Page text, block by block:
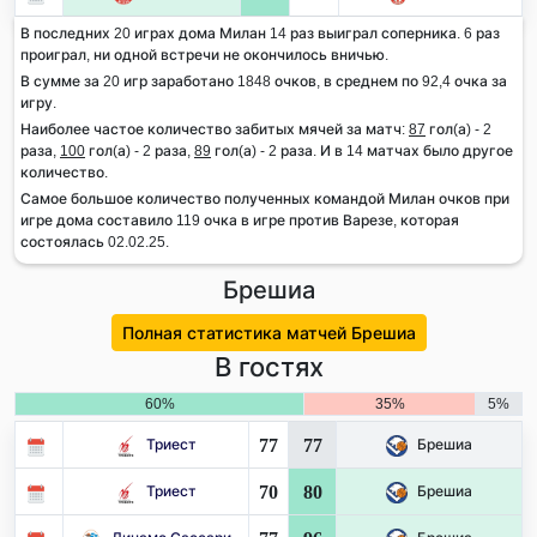
В последних 20 играх дома Милан 14 раз выиграл соперника. 6 раз
проиграл, ни одной встречи не окончилось вничью.
В сумме за 20 игр заработано 1848 очков, в среднем по 92,4 очка за
игру.
Наиболее частое количество забитых мячей за матч: 87 гол(а) - 2
раза, 100 гол(а) - 2 раза, 89 гол(а) - 2 раза. И в 14 матчах было другое
количество.
Самое большое количество полученных командой Милан очков при
игре дома составило 119 очка в игре против Варезе, которая
состоялась 02.02.25.
Брешиа
Полная статистика матчей Брешиа
В гостях
60% 35% 5%
Триест 77 77 Брешиа
Триест 70 80 Брешиа